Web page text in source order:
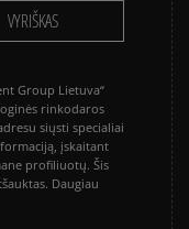
VYRIŠKAS
Group Lietuva“
rinkodaros
siųsti specialiai
įskaitant
profiliuotų. Šis
Daugiau